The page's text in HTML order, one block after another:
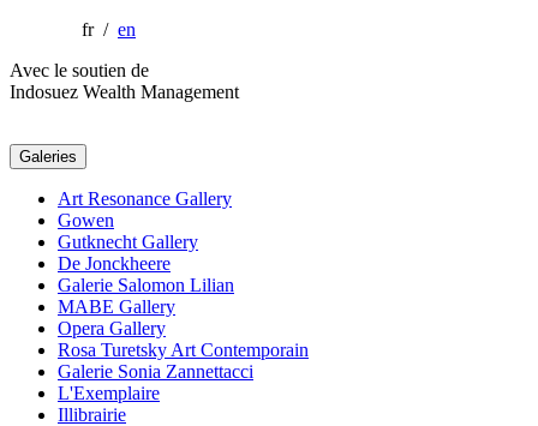
fr / en
Avec le soutien de
Indosuez Wealth Management
Galeries
Art Resonance Gallery
Gowen
Gutknecht Gallery
De Jonckheere
Galerie Salomon Lilian
MABE Gallery
Opera Gallery
Rosa Turetsky Art Contemporain
Galerie Sonia Zannettacci
L'Exemplaire
Illibrairie